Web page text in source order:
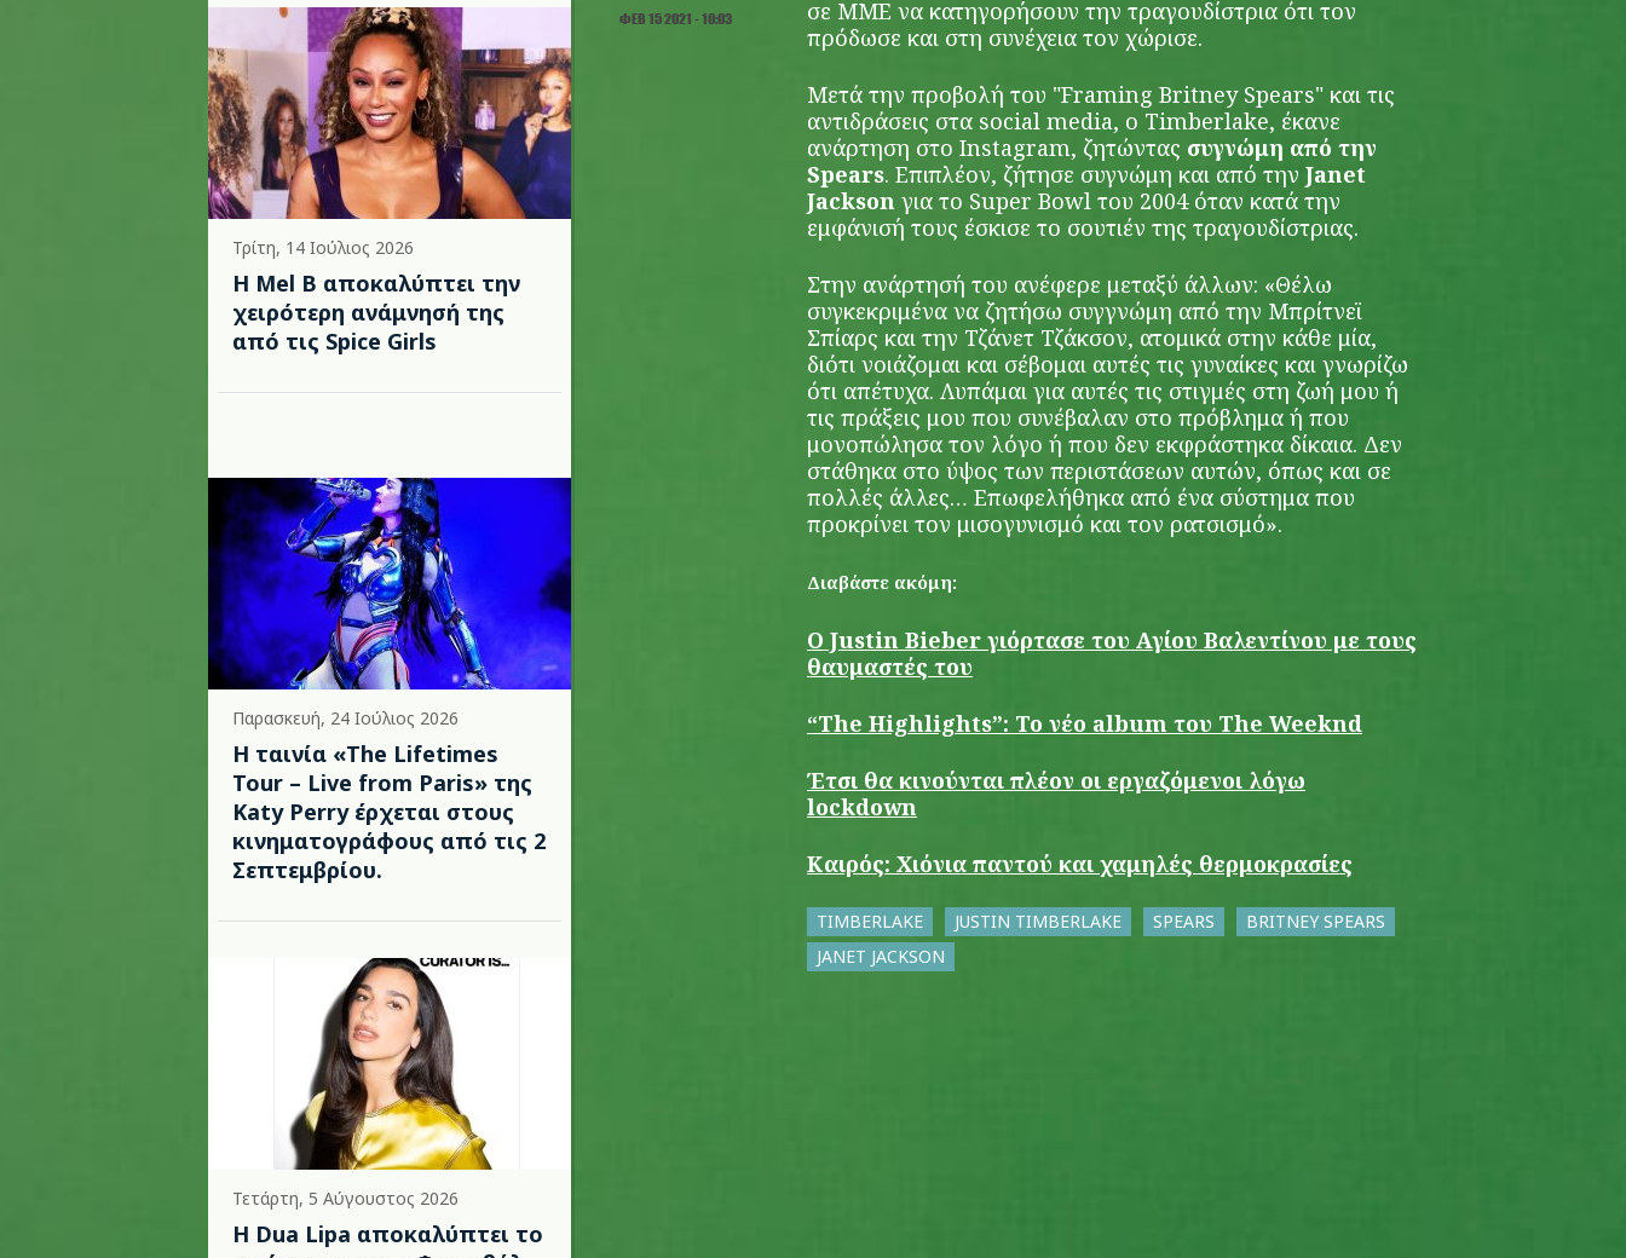
Τρίτη, 14 Ιούλιος 2026
Η Mel B αποκαλύπτει την
χειρότερη ανάμνησή της
από τις Spice Girls
Παρασκευή, 24 Ιούλιος 2026
Η ταινία «The Lifetimes
Tour – Live from Paris» της
Katy Perry έρχεται στους
κινηματογράφους από τις 2
Σεπτεμβρίου.
Τετάρτη, 5 Αύγουστος 2026
Η Dua Lipa αποκαλύπτει το
ΦΕΒ 15 2021 - 10:03
σε ΜΜΕ να κατηγορήσουν την τραγουδίστρια ότι τον
πρόδωσε και στη συνέχεια τον χώρισε.
Μετά την προβολή του "Framing Britney Spears" και τις
αντιδράσεις στα social media, ο Timberlake, έκανε
ανάρτηση στο Instagram, ζητώντας συγνώμη από την
Spears. Επιπλέον, ζήτησε συγνώμη και από την Janet
Jackson για το Super Bowl του 2004 όταν κατά την
εμφάνισή τους έσκισε το σουτιέν της τραγουδίστριας.
Στην ανάρτησή του ανέφερε μεταξύ άλλων: «Θέλω
συγκεκριμένα να ζητήσω συγγνώμη από την Μπρίτνεϊ
Σπίαρς και την Τζάνετ Τζάκσον, ατομικά στην κάθε μία,
διότι νοιάζομαι και σέβομαι αυτές τις γυναίκες και γνωρίζω
ότι απέτυχα. Λυπάμαι για αυτές τις στιγμές στη ζωή μου ή
τις πράξεις μου που συνέβαλαν στο πρόβλημα ή που
μονοπώλησα τον λόγο ή που δεν εκφράστηκα δίκαια. Δεν
στάθηκα στο ύψος των περιστάσεων αυτών, όπως και σε
πολλές άλλες… Επωφελήθηκα από ένα σύστημα που
προκρίνει τον μισογυνισμό και τον ρατσισμό».
Διαβάστε ακόμη:
Ο Justin Bieber γιόρτασε του Αγίου Βαλεντίνου με τους
θαυμαστές του
“The Highlights”: Το νέο album του The Weeknd
Έτσι θα κινούνται πλέον οι εργαζόμενοι λόγω
lockdown
Καιρός: Χιόνια παντού και χαμηλές θερμοκρασίες
TIMBERLAKE JUSTIN TIMBERLAKE SPEARS
BRITNEY SPEARS
JANET JACKSON